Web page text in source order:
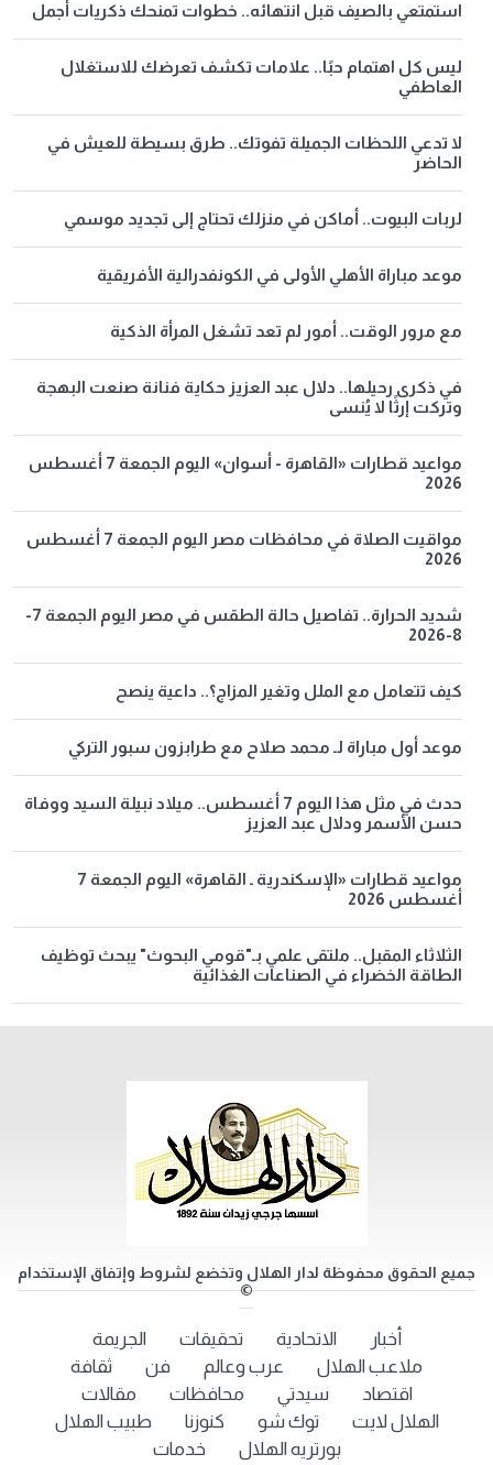
استمتعي بالصيف قبل انتهائه.. خطوات تمنحك ذكريات أجمل
ليس كل اهتمام حبًا.. علامات تكشف تعرضك للاستغلال
العاطفي
لا تدعي اللحظات الجميلة تفوتك.. طرق بسيطة للعيش في
الحاضر
لربات البيوت.. أماكن في منزلك تحتاج إلى تجديد موسمي
موعد مباراة الأهلي الأولى في الكونفدرالية الأفريقية
مع مرور الوقت.. أمور لم تعد تشغل المرأة الذكية
في ذكرى رحيلها.. دلال عبد العزيز حكاية فنانة صنعت البهجة
وتركت إرثًا لا يُنسى
مواعيد قطارات «القاهرة - أسوان» اليوم الجمعة 7 أغسطس
2026
مواقيت الصلاة في محافظات مصر اليوم الجمعة 7 أغسطس
2026
شديد الحرارة.. تفاصيل حالة الطقس في مصر اليوم الجمعة 7-
8-2026
كيف تتعامل مع الملل وتغير المزاج؟.. داعية ينصح
موعد أول مباراة لـ محمد صلاح مع طرابزون سبور التركي
حدث في مثل هذا اليوم 7 أغسطس.. ميلاد نبيلة السيد ووفاة
حسن الأسمر ودلال عبد العزيز
مواعيد قطارات «الإسكندرية ـ القاهرة» اليوم الجمعة 7
أغسطس 2026
الثلاثاء المقبل.. ملتقى علمي بـ"قومي البحوث" يبحث توظيف
الطاقة الخضراء في الصناعات الغذائية
جميع الحقوق محفوظة لدار الهلال وتخضع لشروط وإتفاق الإستخدام
©
أخبار الاتحادية تحقيقات
الجريمة
ملاعب الهلال
عرب وعالم فن
ثقافة
اقتصاد
سيدتي محافظات
مقالات
الهلال لايت
توك شو كنوزنا
طبيب الهلال
بورتريه الهلال
خدمات